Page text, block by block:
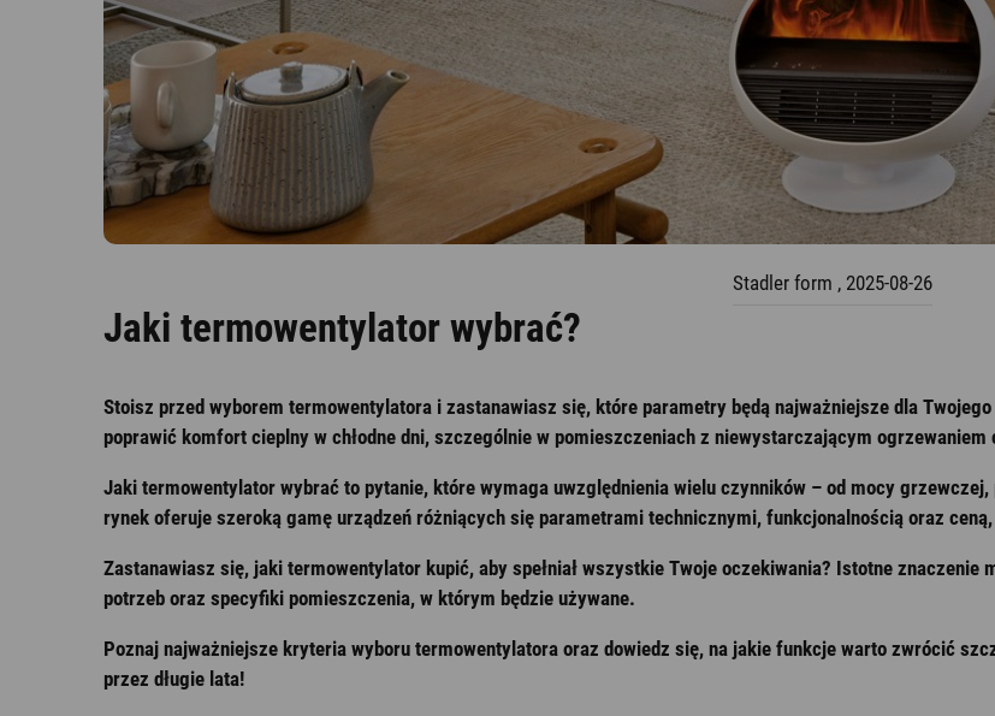
Nawilżacze z funkcją
oczyszczania
Aromatyzery
Outlet
Stadler form , 2025-08-26
Jaki termowentylator wybrać?
Stoisz przed wyborem termowentylatora i zastanawiasz się, które parametry będą najważniejsze dla
poprawić komfort cieplny w chłodne dni, szczególnie w pomieszczeniach z niewystarczającym ogrzewaniem
Jaki termowentylator wybrać to pytanie, które wymaga uwzględnienia wielu czynników – od mocy
rynek oferuje szeroką gamę urządzeń różniących się parametrami technicznymi, funkcjonalnością oraz
Zastanawiasz się, jaki termowentylator kupić, aby spełniał wszystkie Twoje oczekiwania? Istotne
potrzeb oraz specyfiki pomieszczenia, w którym będzie używane.
Poznaj najważniejsze kryteria wyboru termowentylatora oraz dowiedz się, na jakie funkcje warto zwrócić
przez długie lata!